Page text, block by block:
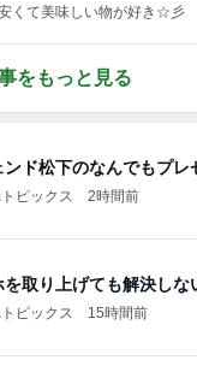
くて美味しい物が好き☆彡
をもっと見る
ンド松下のなんでもプレ
ピックス 2時間前
を取り上げても解決しな
ピックス 15時間前